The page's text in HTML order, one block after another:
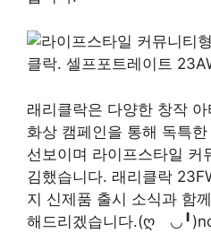
래리클락은 다양한 창작
화상 캠페인을 통해 독특
선보이며 라이프스타일 커
김했습니다. 래리클락
지 신제품 출시 소식과 함
해드리겠습니다.(ღゝ